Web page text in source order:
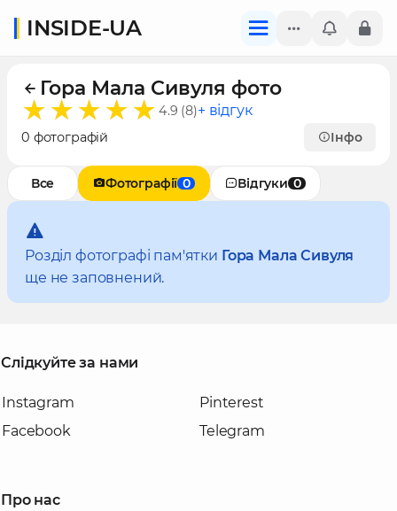
INSIDE-UA
Гора Мала Сивуля фото
4.9 (8)+ відгук
0 фотографій Інфо
Все Фотографії 0 Відгуки 0
Розділ фотографі пам'ятки Гора Мала Сивуля
ще не заповнений.
Слідкуйте за нами
Instagram
Facebook
Pinterest
Telegram
Про нас